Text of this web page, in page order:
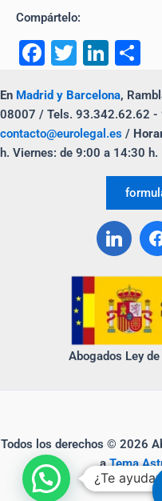
Compártelo:
F
c
e
b
T
tt
er
Li
k
e
dI
n
m
p
ar
En Madrid y Barcelona,
08007 / Tels. 93.342.62.62
contacto@eurolegal.es /
h. Viernes: de 9:00 a 14:30 h.
Abogados Ley
Todos los derechos © 2026
aTema
¿Te